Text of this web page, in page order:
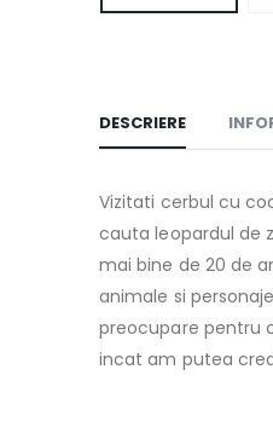
DESCRIERE
Vizitati cerbul cu
cauta leopardul de
mai bine de 20 de
animale si
preocupare pentru
incat am putea